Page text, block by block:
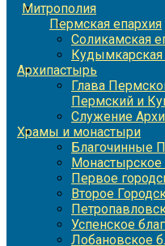
Митрополия
Пермская епархия
Соликамская
Кудымкарская
Архипастырь
Глава
Пермский и
Служение
Храмы и монастыри
Благочинные
Монастырское
Первое
Второе
Успенское
Лобановское